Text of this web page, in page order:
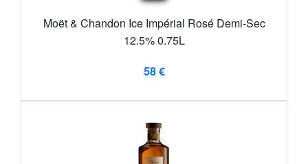
Moët & Chandon Ice Impérial Rosé Demi-Sec
12.5% 0.75L
58 €